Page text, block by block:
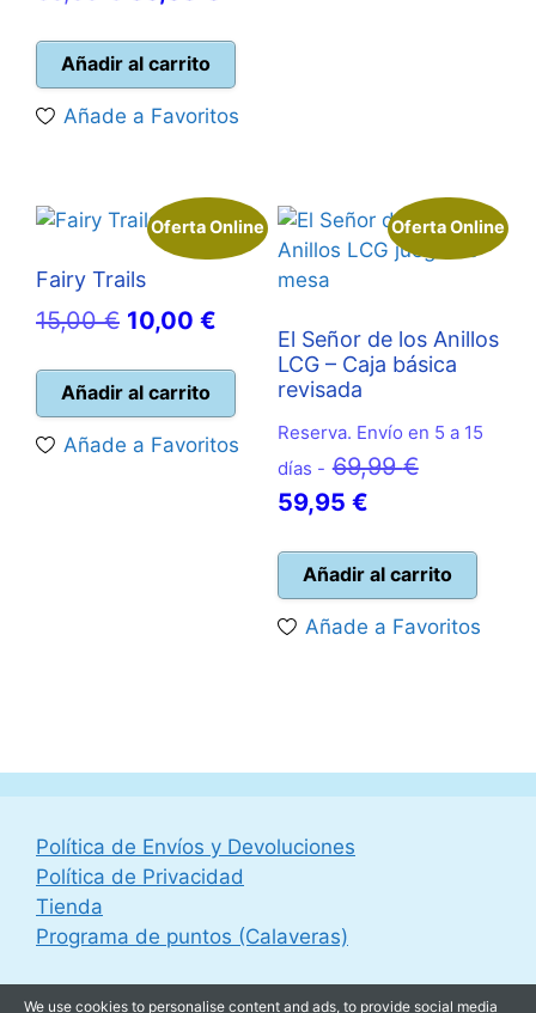
original
era:
69,99 €.
es:
59,95 €.
Añadir al carrito
Añade a Favoritos
Oferta Online
Fairy Trails
15,00€ El
original
era:
15,00 €.
10,00 €
precio
actual
es:
10,00 €.
Añadir al carrito
Añade a Favoritos
Oferta Online
El Señor de los Anillos
LCG – Caja básica
revisada
Reserva. Envío en 5 a 15
días - 69,99€El
era:
69,99 €.
59,95 €El
actual
es:
59,95 €.
Añadir al carrito
Añade a Favoritos
Política de Envíos y Devoluciones
Política de Privacidad
Tienda
Programa de puntos (Calaveras)
We use cookies to personalise content and ads, to provide social media